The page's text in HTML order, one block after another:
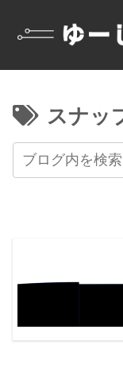
スナッ